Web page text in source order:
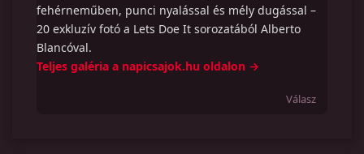
fehérneműben, punci nyalással és mély dugással –
20 exkluzív fotó a Lets Doe It sorozatából Alberto
Blancóval.
Teljes galéria a napicsajok.hu oldalon →
Válasz